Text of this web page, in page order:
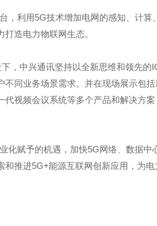
，利用5G技术增加电网的感知、计算
造电力物联网生态。
下，中兴通讯坚持以全新思维和领先的
同业务场景需求。并在现场展示包
视频会议系统等多个产品和解决方
化赋予的机遇，加快5G网络、数据中
推进5G+能源互联网创新应用，为